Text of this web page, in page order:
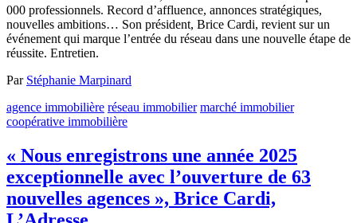
000 professionnels. Record d’affluence, annonces stratégiques,
nouvelles ambitions… Son président, Brice Cardi, revient sur un
événement qui marque l’entrée du réseau dans une nouvelle étape de
réussite. Entretien.
Par Stéphanie Marpinard
agence immobilière réseau immobilier marché immobilier
coopérative immobilière
« Nous enregistrons une année 2025
exceptionnelle avec l’ouverture de 63
nouvelles agences », Brice Cardi,